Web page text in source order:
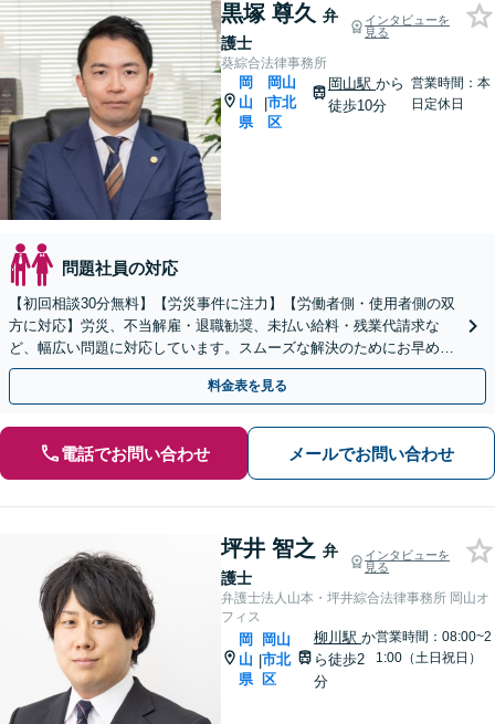
黒塚 尊久 弁
護士
インタビューを
見る
葵綜合法律事務所
岡
山
県
|
岡山
市北
区
岡山駅 から
徒歩10分
営業時間：本
日定休日
問題社員の対応
【初回相談30分無料】【労災事件に注力】【労働者側・使用者側の双
方に対応】労災、不当解雇・退職勧奨、未払い給料・残業代請求な
ど、幅広い問題に対応しています。スムーズな解決のためにお早めに
ご相談ください。あなたに寄り添い誠心誠意サポートします
料金表を見る
電話でお問い合わせ メールでお問い合わせ
坪井 智之 弁
護士
インタビューを
見る
弁護士法人山本・坪井綜合法律事務所 岡山オ
フィス
岡
山
県
|
岡山
市北
区
柳川駅か
ら徒歩2
分
営業時間：08:00~2
1:00（土日祝日）